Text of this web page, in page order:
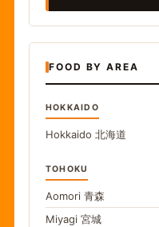
FOOD BY AREA
HOKKAIDO
Hokkaido 北海道
TOHOKU
Aomori 青森
Miyagi 宮城